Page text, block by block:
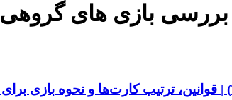
بازی های گروهی